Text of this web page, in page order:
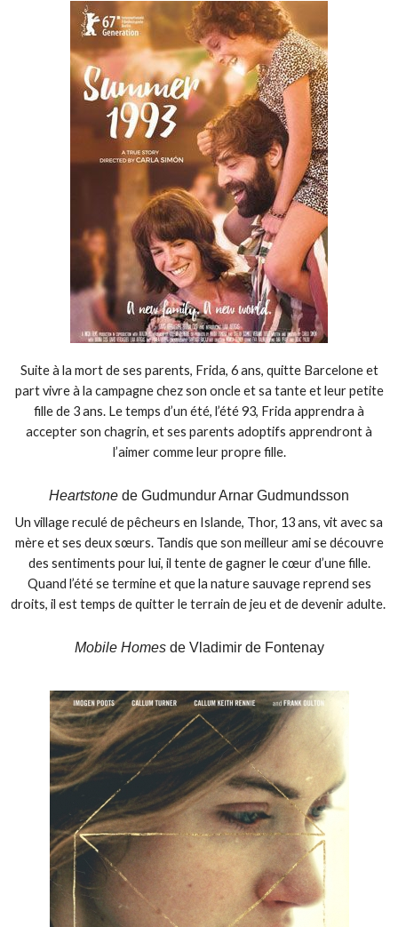
Suite à la mort de ses parents, Frida, 6 ans, quitte Barcelone et
part vivre à la campagne chez son oncle et sa tante et leur petite
fille de 3 ans. Le temps d’un été, l’été 93, Frida apprendra à
accepter son chagrin, et ses parents adoptifs apprendront à
l’aimer comme leur propre fille.
Heartstone de Gudmundur Arnar Gudmundsson
Un village reculé de pêcheurs en Islande, Thor, 13 ans, vit avec sa
mère et ses deux sœurs. Tandis que son meilleur ami se découvre
des sentiments pour lui, il tente de gagner le cœur d’une fille.
Quand l’été se termine et que la nature sauvage reprend ses
droits, il est temps de quitter le terrain de jeu et de devenir adulte.
Mobile Homes de Vladimir de Fontenay